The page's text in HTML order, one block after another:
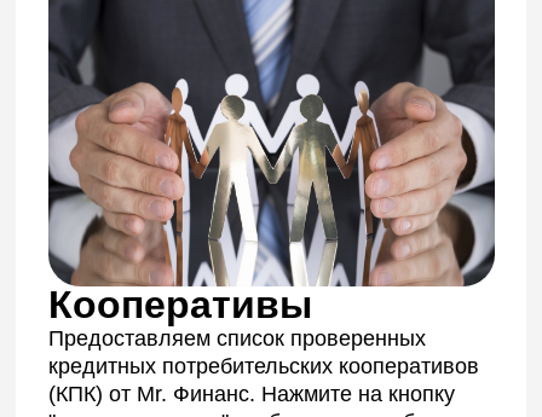
Сделка "Экспертная"
Продажа/поупка
Что входит:
Компания проверена Mr.Финанс
Сделка оформляется Mr.Финанс
Уведомление СРО, ЦБ об изменениях
Выезд на сделку к нотариусу и
организация передачи документов
Организация безопасной передачи
денег по сделке
Полное сопровождение сделки